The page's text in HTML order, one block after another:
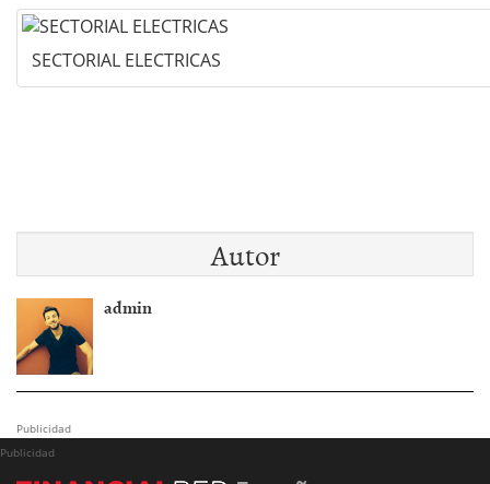
SECTORIAL ELECTRICAS
Autor
admin
Publicidad
Publicidad